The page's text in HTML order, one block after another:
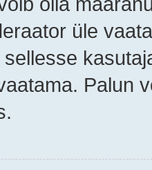
üle
Palun